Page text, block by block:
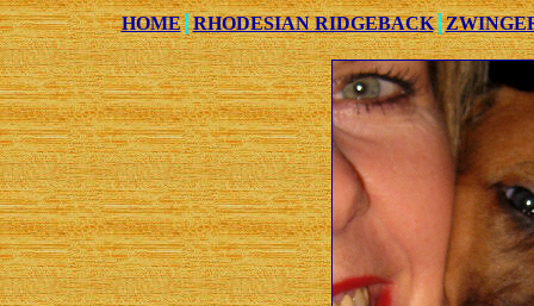
HOME RHODESIAN RIDGEBACK